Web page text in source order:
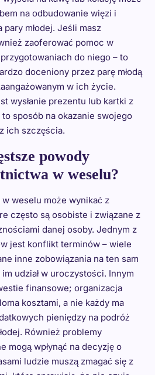
na odbudowanie więzi i
młodej. Jeśli masz
zaoferować pomoc w
do niego – to
doceniony przez parę młodą
w ich życie.
wysłanie prezentu lub kartki z
sposób na okazanie swojego
ich szczęścia.
powody
w weselu?
weselu może wynikać z
często są osobiste i związane z
danej osoby. Jednym z
jest konflikt terminów – wiele
inne zobowiązania na ten sam
udział w uroczystości. Innym
finansowe; organizacja
kosztami, a nie każdy ma
pieniędzy na podróż
Również problemy
mogą wpłynąć na decyzję o
ludzie muszą zmagać się z